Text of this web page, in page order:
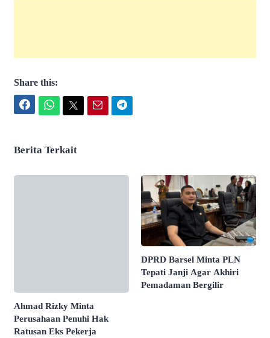
Share this:
Berita Terkait
Ahmad Rizky Minta
Perusahaan Penuhi Hak
Ratusan Eks Pekerja
DPRD Barsel Minta PLN
Tepati Janji Agar Akhiri
Pemadaman Bergilir